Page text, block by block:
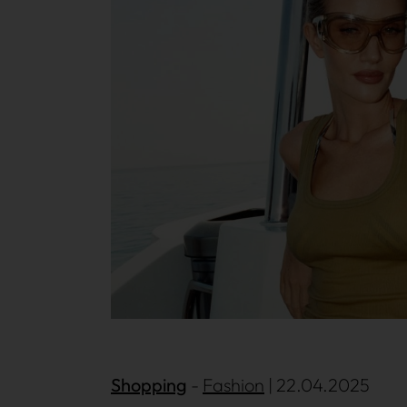
Shopping Fashion | 22.04.2025
Mehr lesen